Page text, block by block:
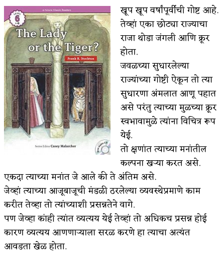
पुस्तके बदलायची आहेत तुम्हाला!
किती घोषणांचा पाऊस होता
कसं हुईन तं हू माय…
काळजाचे प्रेत
चमकदार चांदी
आदिवासींचा डॉक्टर, समाजसेवेचा ध्यास : डॉ. राहुल
जोशी
डेंग्यू: ताप उतरला म्हणजे धोका टळला असे नाही!
४ जुलै – इतिहासात घडलेल्या महत्त्वाच्या घटना
सुवर्ण – झळाळी
‘अर्थ’पूर्ण हास्य
अष्टपैलू : खंडू रांगणेकर
खूप खूप वर्षांपूर्वीची गोष्ट आहे.
तेव्हां एका छोट्या राज्याचा
राजा थोडा जंगली आणि क्रूर
होता.
जवळच्या सुधारलेल्या
राज्यांच्या गोष्टी ऐकून तो त्या
सुधारणा अंमलात आणू पहात
असे परंतु त्याच्या मुळच्या क्रूर
स्वभावामुळे त्यांना विचित्र रूप
येई.
तो क्षणांत त्याच्या मनांतील
कल्पना खऱ्या करत असे.
एकदा त्याच्या मनांत जे आले की ते अंतिम असे.
जेव्हां त्याच्या आजूबाजूची मंडळी ठरलेल्या व्यवस्थेप्रमाणे काम
करीत तेव्हा तो त्यांच्याशी प्रसन्नतेने वागे.
पण जेव्हा कांही त्यांत व्यत्यय येई तेव्हां तो अधिकच प्रसन्न होई
कारण व्यत्यय आणणाऱ्याला सरळ करणे हा त्याचा अत्यंत
आवडता खेळ होता.